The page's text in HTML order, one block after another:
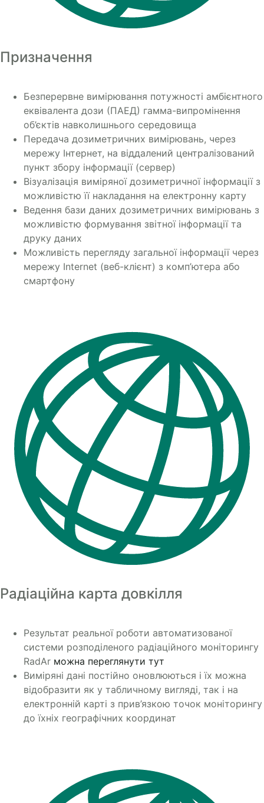
Призначення
Безперервне вимірювання потужності амбієнтного
еквівалента дози (ПАЕД) гамма-випромінення
об’єктів навколишнього середовища
Передача дозиметричних вимірювань, через
мережу Інтернет, на віддалений централізований
пункт збору інформації (сервер)
Візуалізація виміряної дозиметричної інформації з
можливістю її накладання на електронну карту
Ведення бази даних дозиметричних вимірювань з
можливістю формування звітної інформації та
друку даних
Можливість перегляду загальної інформації через
мережу Internet (веб-клієнт) з комп’ютера або
смартфону
Радіаційна карта довкілля
Результат реальної роботи автоматизованої
системи розподіленого радіаційного моніторингу
RadAr можна переглянути тут
Виміряні дані постійно оновлюються і їх можна
відобразити як у табличному вигляді, так і на
електронній карті з прив’язкою точок моніторингу
до їхніх географічних координат